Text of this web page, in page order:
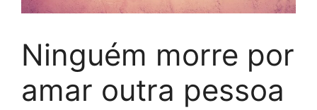
Ninguém morre por
amar outra pessoa